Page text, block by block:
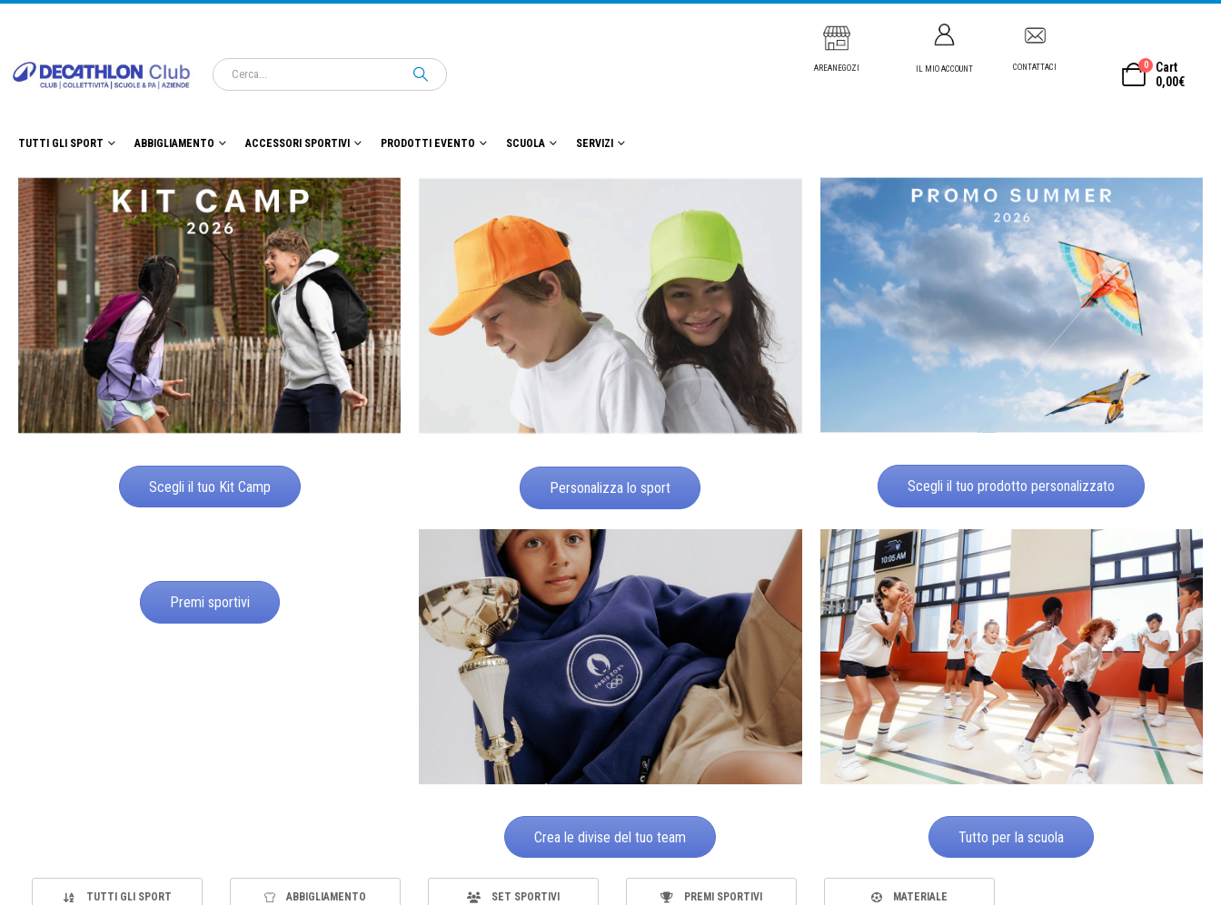
AREANEGOZI IL MIO ACCOUNT CONTATTACI 0
Cart
0,00€
TUTTI GLI SPORT ABBIGLIAMENTO ACCESSORI SPORTIVI PRODOTTI EVENTO SCUOLA SERVIZI
Scegli il tuo Kit Camp Personalizza lo sport Scegli il tuo prodotto personalizzato
Premi sportivi
Crea le divise del tuo team Tutto per la scuola
TUTTI GLI SPORT ABBIGLIAMENTO SET SPORTIVI PREMI SPORTIVI MATERIALE